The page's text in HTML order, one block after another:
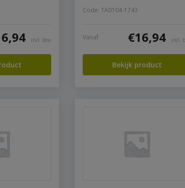
incl. btw
Code: TA0104-1743
Vanaf €16,94 incl.
Bekijk product